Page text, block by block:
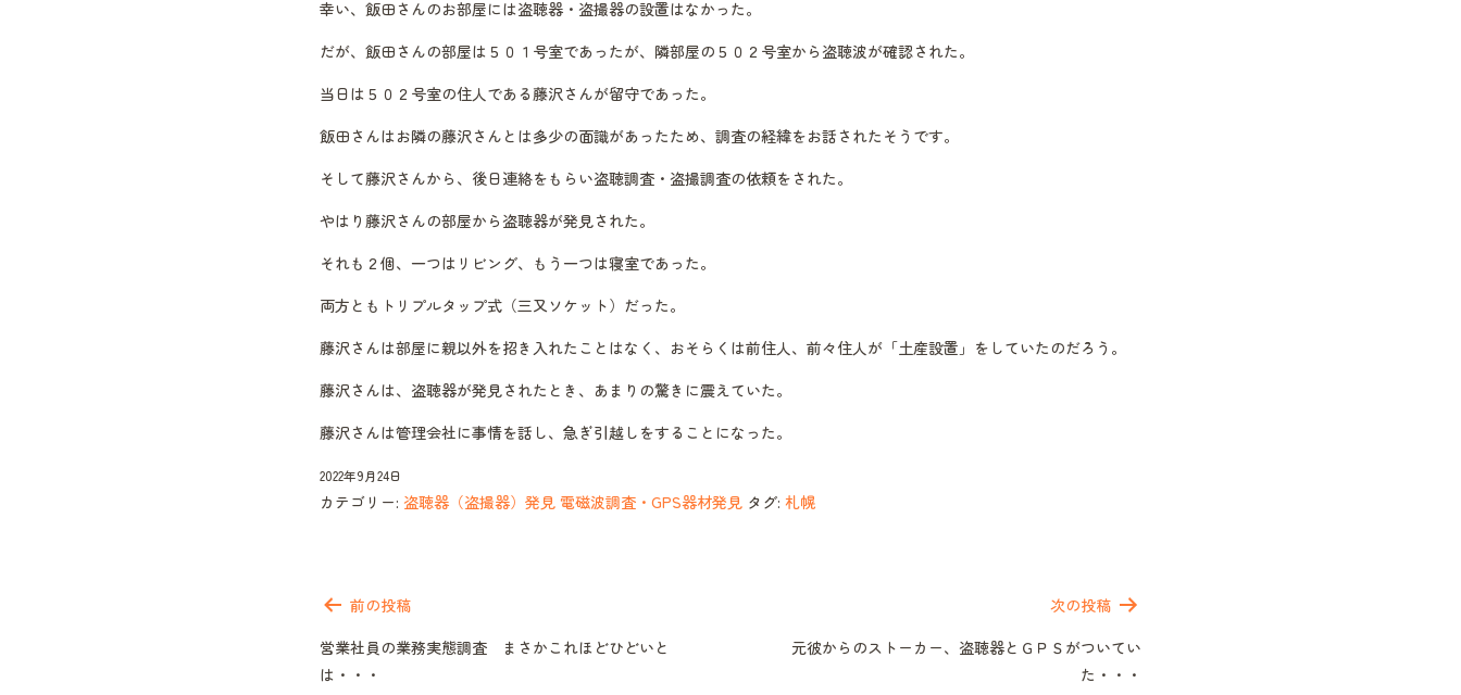
幸い、飯田さんのお部屋には盗聴器・盗撮器の設置はなかった。
だが、飯田さんの部屋は５０１号室であったが、隣部屋の５０２号室から盗聴波が確認された。
当日は５０２号室の住人である藤沢さんが留守であった。
飯田さんはお隣の藤沢さんとは多少の面識があったため、調査の経緯をお話されたそうです。
そして藤沢さんから、後日連絡をもらい盗聴調査・盗撮調査の依頼をされた。
やはり藤沢さんの部屋から盗聴器が発見された。
それも２個、一つはリビング、もう一つは寝室であった。
両方ともトリプルタップ式（三又ソケット）だった。
藤沢さんは部屋に親以外を招き入れたことはなく、おそらくは前住人、前々住人が「土産設置」をしていたのだろう。
藤沢さんは、盗聴器が発見されたとき、あまりの驚きに震えていた。
藤沢さんは管理会社に事情を話し、急ぎ引越しをすることになった。
2022年9月24日
カテゴリー: 盗聴器（盗撮器）発見 電磁波調査・GPS器材発見 タグ: 札幌
稿
ビ
ゲ
前の投稿
営業社員の業務実態調査 まさかこれほどひどいと
は・・・
次の投稿
元彼からのストーカー、盗聴器とＧＰＳがついてい
た・・・